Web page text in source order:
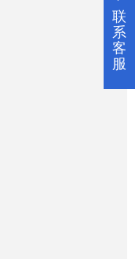
联
系
客
服